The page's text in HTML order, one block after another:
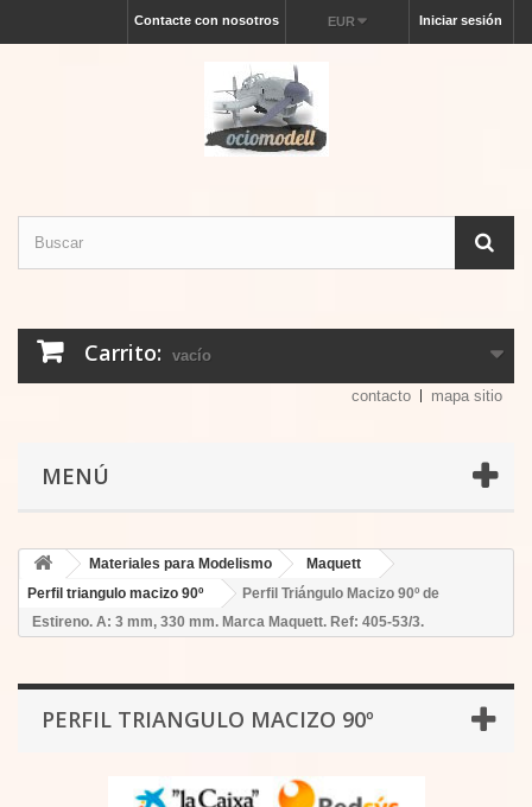
Iniciar sesión
EUR
Contacte con nosotros
Carrito: vacío
contacto mapa sitio
MENÚ
Materiales para Modelismo
Maquett
Perfil triangulo macizo 90º
Perfil Triángulo Macizo 90º de
Estireno. A: 3 mm, 330 mm. Marca Maquett. Ref: 405-53/3.
PERFIL TRIANGULO MACIZO 90º